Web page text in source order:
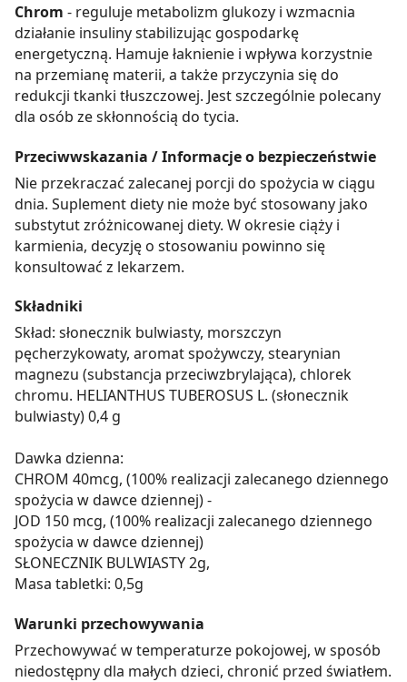
Chrom - reguluje metabolizm glukozy i wzmacnia
działanie insuliny stabilizując gospodarkę
energetyczną. Hamuje łaknienie i wpływa korzystnie
na przemianę materii, a także przyczynia się do
redukcji tkanki tłuszczowej. Jest szczególnie polecany
dla osób ze skłonnością do tycia.
Przeciwwskazania / Informacje o bezpieczeństwie
Nie przekraczać zalecanej porcji do spożycia w ciągu
dnia. Suplement diety nie może być stosowany jako
substytut zróżnicowanej diety. W okresie ciąży i
karmienia, decyzję o stosowaniu powinno się
konsultować z lekarzem.
Składniki
Skład: słonecznik bulwiasty, morszczyn
pęcherzykowaty, aromat spożywczy, stearynian
magnezu (substancja przeciwzbrylająca), chlorek
chromu. HELIANTHUS TUBEROSUS L. (słonecznik
bulwiasty) 0,4 g
Dawka dzienna:
CHROM 40mcg, (100% realizacji zalecanego dziennego
spożycia w dawce dziennej) -
JOD 150 mcg, (100% realizacji zalecanego dziennego
spożycia w dawce dziennej)
SŁONECZNIK BULWIASTY 2g,
Masa tabletki: 0,5g
Warunki przechowywania
Przechowywać w temperaturze pokojowej, w sposób
niedostępny dla małych dzieci, chronić przed światłem.